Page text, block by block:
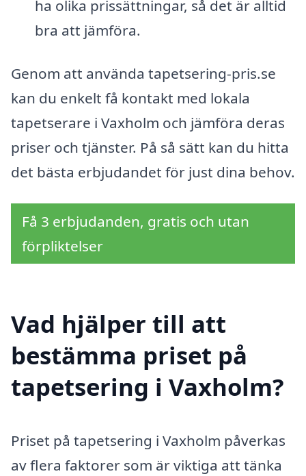
ha olika prissättningar, så det är alltid
bra att jämföra.
Genom att använda tapetsering-pris.se
kan du enkelt få kontakt med lokala
tapetserare i Vaxholm och jämföra deras
priser och tjänster. På så sätt kan du hitta
det bästa erbjudandet för just dina behov.
Få 3 erbjudanden, gratis och utan
förpliktelser
Vad hjälper till att
bestämma priset på
tapetsering i Vaxholm?
Priset på tapetsering i Vaxholm påverkas
av flera faktorer som är viktiga att tänka